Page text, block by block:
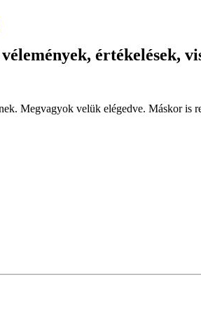
értékelések,
Megvagyok velük elégedve. Máskor is